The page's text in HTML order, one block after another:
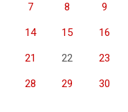
7 8 9
14 15 16
21 22 23
28 29 30